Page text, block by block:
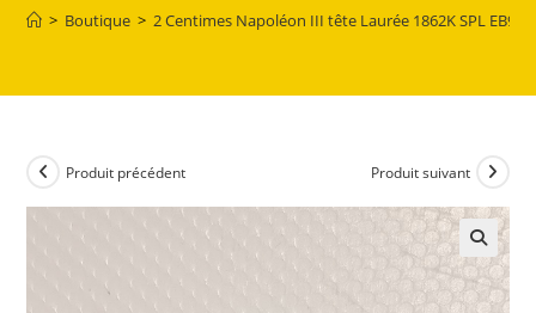
> Boutique > 2 Centimes Napoléon III tête Laurée 1862K SPL
Produit précédent Produit suivant